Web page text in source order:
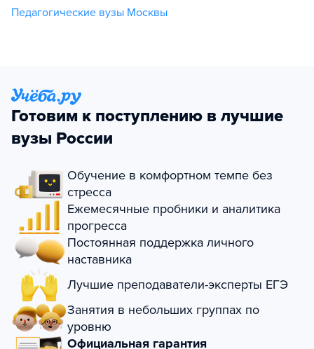
Педагогические вузы Москвы
Готовим к поступлению в лучшие
вузы России
Обучение в комфортном темпе без
стресса
Ежемесячные пробники и аналитика
прогресса
Постоянная поддержка личного
наставника
Лучшие преподаватели-эксперты ЕГЭ
Занятия в небольших группах по
уровню
Официальная гарантия